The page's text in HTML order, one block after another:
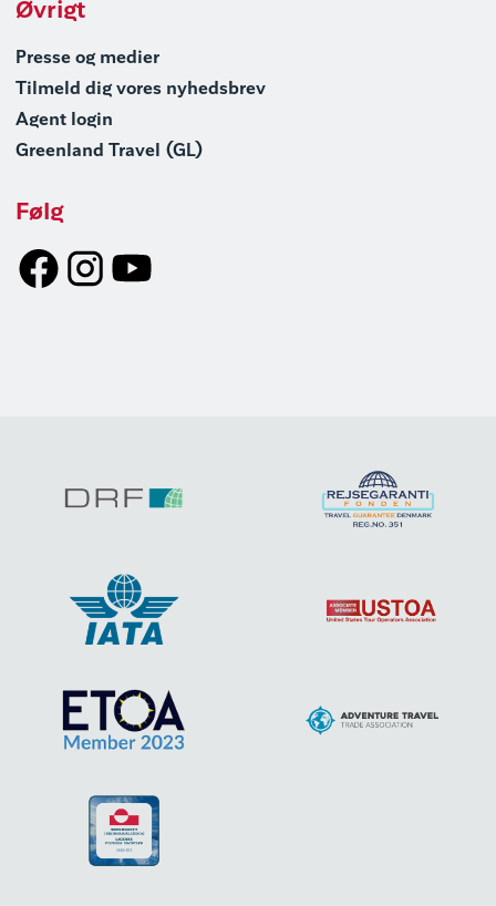
Øvrigt
Presse og medier
Tilmeld dig vores nyhedsbrev
Agent login
Greenland Travel (GL)
Følg